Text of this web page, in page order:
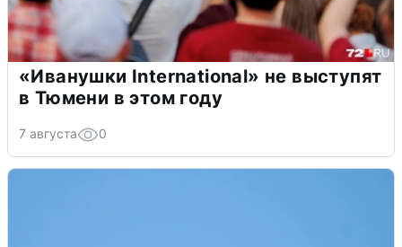
«Иванушки International» не выступят
в Тюмени в этом году
7 августа 0